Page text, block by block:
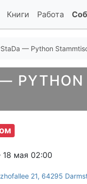
Книги Работа
— Python
мая 02:00
21, 64295